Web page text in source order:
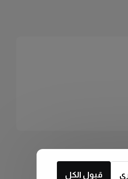
قبول الكل